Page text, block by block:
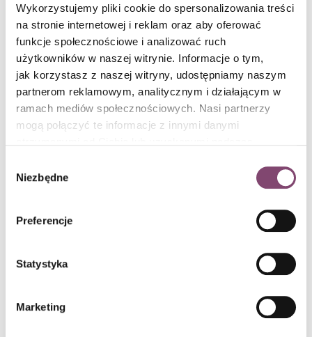
Wykorzystujemy pliki cookie do spersonalizowania treści
na stronie internetowej i reklam oraz aby oferować
funkcje społecznościowe i analizować ruch
użytkowników w naszej witrynie. Informacje o tym,
jak korzystasz z naszej witryny, udostępniamy naszym
partnerom reklamowym, analitycznym i działającym w
ramach mediów społecznościowych. Nasi partnerzy
mogą połączyć te informacje z innymi danymi
polityce cookies
zgody
Niezbędne
Preferencje
Statystyka
Marketing
udziału innych osób
Opisowy i nie powinien oceniać (ang. Descriptive, not
evaluative)– próba oceny, w szczególności wskazującej
jakieś aspekty do poprawy, może budzić naturalną chęć
do obrony, aby tego uniknąć lepiej opisać, co się
wydarzyło i jaki to miało wpływ na sytuację, projekt,
inne osoby etc., przykładowo zamiast „źle,
nieprofesjonalnie poprowadziłeś spotkanie” lepiej
powiedzieć „ponieważ nie pozwoliłeś na dyskusję w
poważnie i nie liczysz się ze zdaniem swoich
– należy unikać ogólnych,
niejasnych i niejednoznacznych stwierdzeń,
Actionable)
– i jednocześnie takich, na które
– przez otrzymującego
feedback, nie bójmy się spytać „Czy chciałbyś usłyszeć